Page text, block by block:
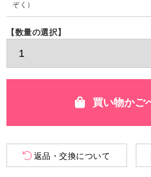
ぞく）
買い物かご
返品・交換について